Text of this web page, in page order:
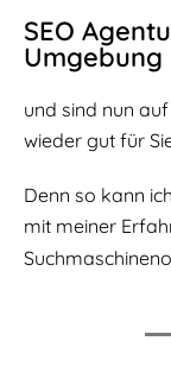
SEO
Umgebung
und sind nun
wieder gut für
Denn so kann
mit meiner